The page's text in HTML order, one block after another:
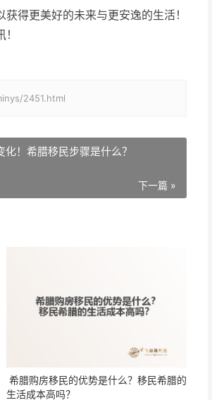
得更美好的未来与更安逸的生活！
2451.html
！希腊移民步骤是什么？
下一篇 »
希腊购房移民的优势是什么？移民希腊的
生活成本高吗？